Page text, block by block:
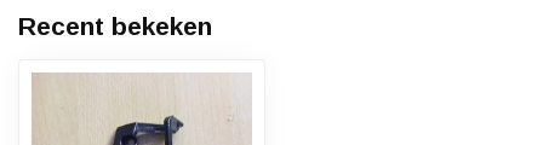
Recent bekeken